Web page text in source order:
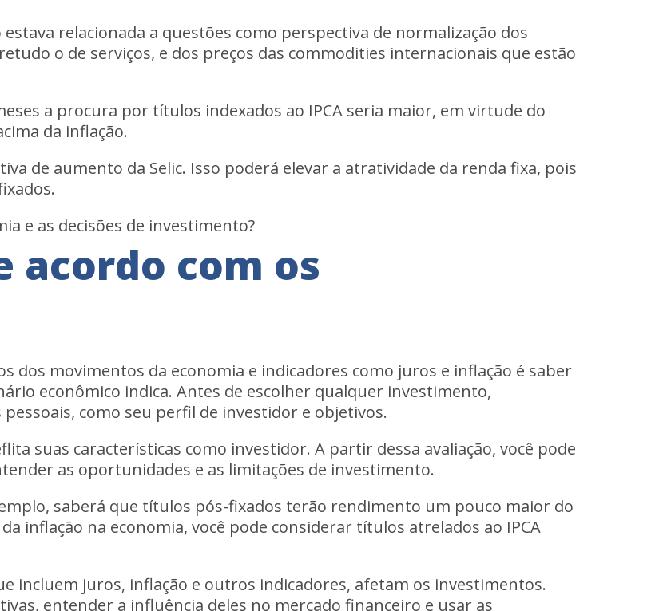
relacionada a questões como perspectiva de normalização dos
o de serviços, e dos preços das commodities internacionais que estão
a procura por títulos indexados ao IPCA seria maior, em virtude do
da inflação.
de aumento da Selic. Isso poderá elevar a atratividade da renda fixa, pois
e as decisões de investimento?
acordo com os
dos movimentos da economia e indicadores como juros e inflação é saber
econômico indica. Antes de escolher qualquer investimento,
como seu perfil de investidor e objetivos.
suas características como investidor. A partir dessa avaliação, você pode
as oportunidades e as limitações de investimento.
saberá que títulos pós-fixados terão rendimento um pouco maior do
inflação na economia, você pode considerar títulos atrelados ao IPCA
incluem juros, inflação e outros indicadores, afetam os investimentos.
entender a influência deles no mercado financeiro e usar as